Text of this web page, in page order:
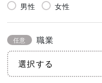
男性 女性
任意 職業